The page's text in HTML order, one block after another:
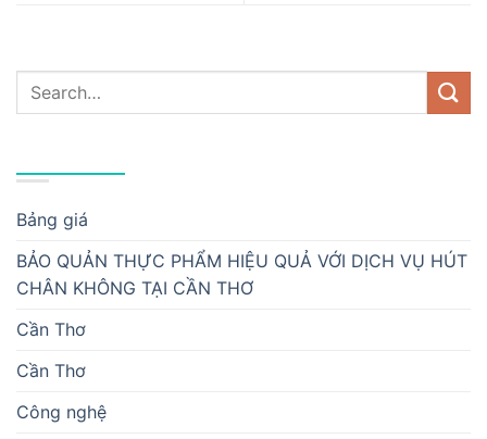
Bảng giá
BẢO QUẢN THỰC PHẨM HIỆU QUẢ VỚI DỊCH VỤ HÚT
CHÂN KHÔNG TẠI CẦN THƠ
Cần Thơ
Cần Thơ
Công nghệ